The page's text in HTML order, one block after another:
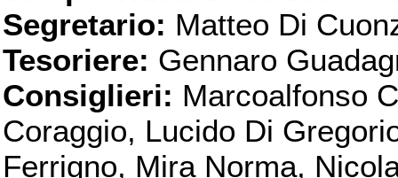
Segretario: Matteo Di
Tesoriere: Gennaro
Consiglieri: Marcoalfonso
Coraggio, Lucido Di
Ferrigno, Mira Norma,